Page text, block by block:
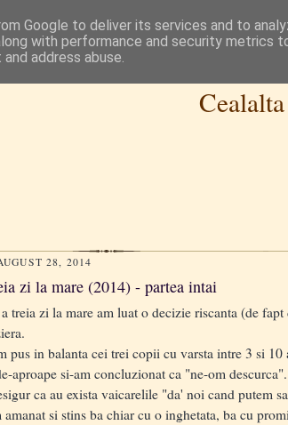
28, 2014
zi la mare (2014) - partea intai
treia zi la mare am luat o decizie riscanta (de
in balanta cei trei copii cu varsta intre 3 si 10
aproape si-am concluzionat ca "ne-om
ca au exista vaicarelile "da' noi cand putem
amanat si stins ba chiar cu o inghetata, ba cu
Google to deliver its services and to
with performance and security metrics
address abuse.